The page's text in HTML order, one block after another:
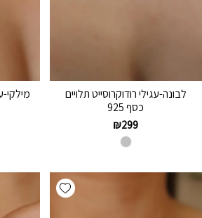
לבונה-עגילי רודוקרוסייט תלויים
כסף 925
₪299
Add wishlist